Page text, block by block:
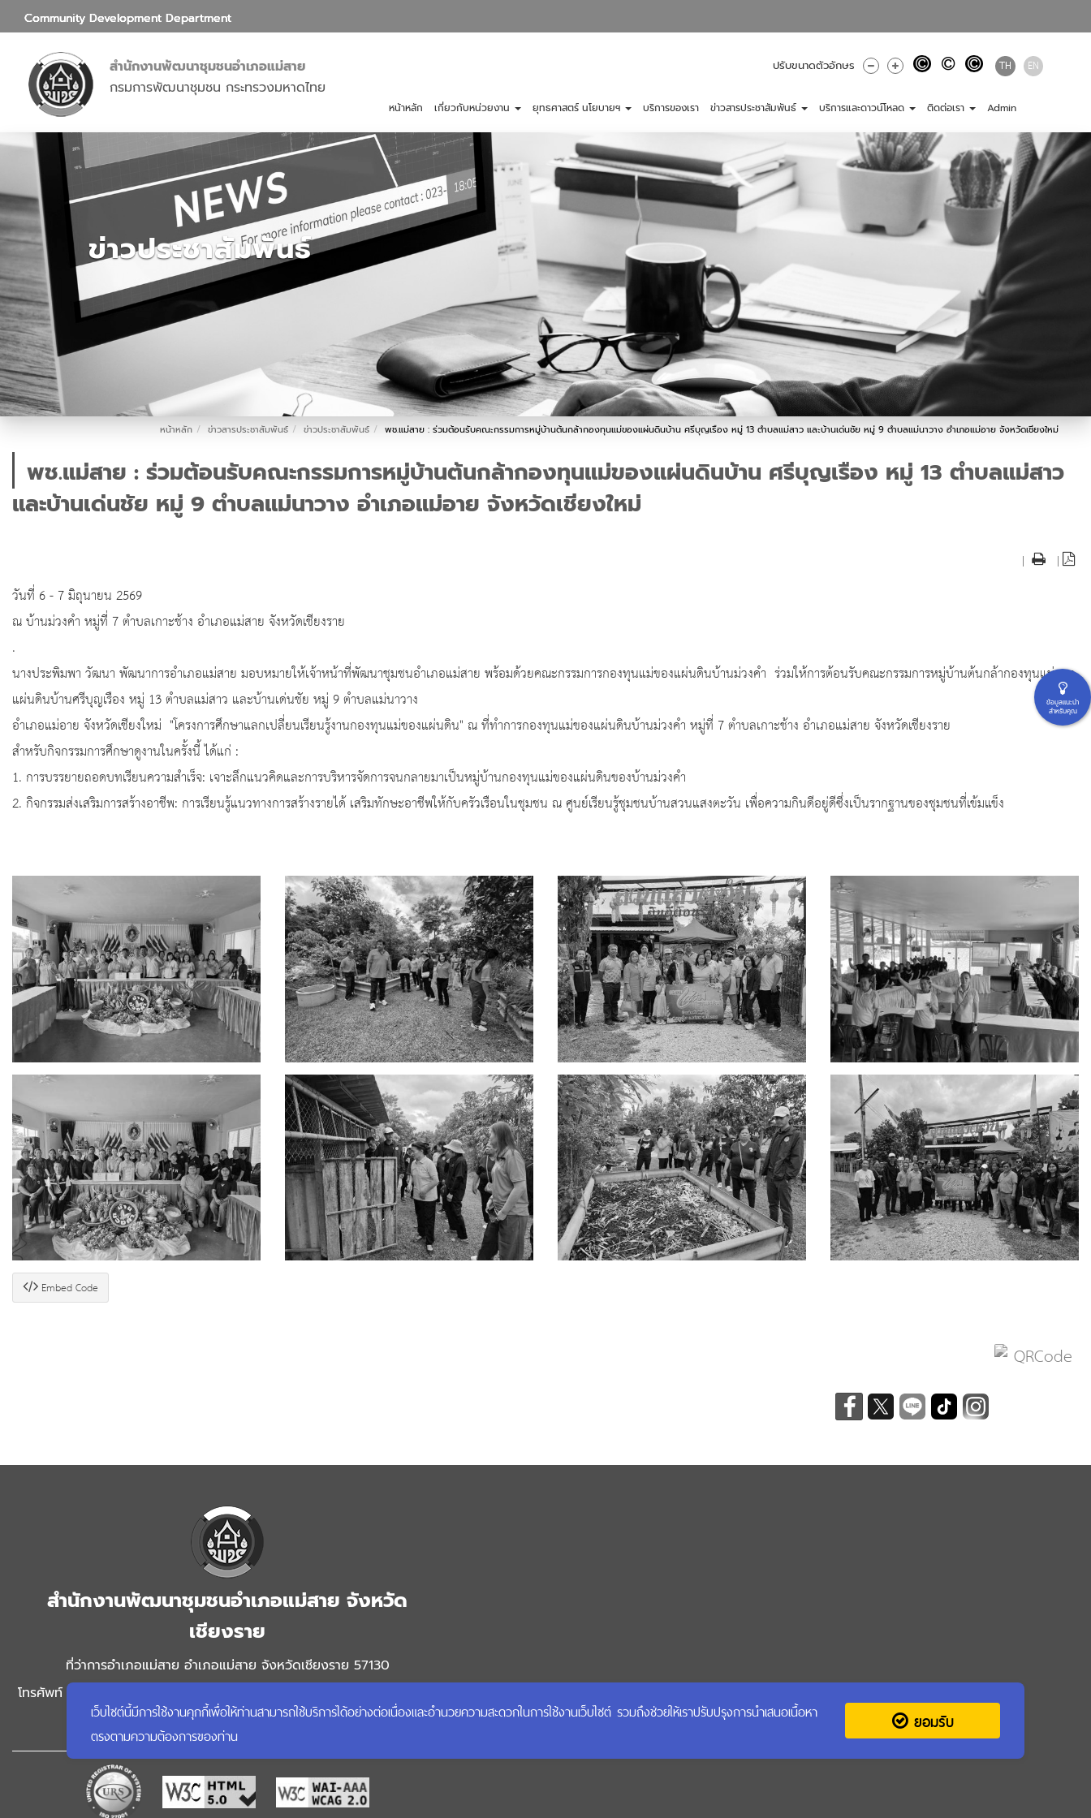
Community Development Department
สำนักงานพัฒนาชุมชนอำเภอแม่สาย
กรมการพัฒนาชุมชน กระทรวงมหาดไทย
ปรับขนาดตัวอักษร TH EN
หน้าหลัก เกี่ยวกับหน่วยงาน ยุทธศาสตร์ นโยบายฯ บริการของเรา ข่าวสารประชาสัมพันธ์ บริการและดาวน์โหลด ติดต่อเรา Admin
ข่าวประชาสัมพันธ์
หน้าหลัก ข่าวสารประชาสัมพันธ์ ข่าวประชาสัมพันธ์ พช.แม่สาย : ร่วมต้อนรับคณะกรรมการหมู่บ้านต้นกล้ากองทุนแม่ของแผ่นดินบ้าน ศรีบุญเรือง หมู่ 13 ตำบลแม่สาว และบ้านเด่นชัย หมู่ 9 ตำบลแม่นาวาง อำเภอแม่อาย จังหวัดเชียงใหม่
พช.แม่สาย : ร่วมต้อนรับคณะกรรมการหมู่บ้านต้นกล้ากองทุนแม่ของแผ่นดินบ้าน ศรีบุญเรือง หมู่ 13 ตำบลแม่สาว
และบ้านเด่นชัย หมู่ 9 ตำบลแม่นาวาง อำเภอแม่อาย จังหวัดเชียงใหม่
| |
วันที่ 6 - 7 มิถุนายน 2569
ณ บ้านม่วงคำ หมู่ที่ 7 ตำบลเกาะช้าง อำเภอแม่สาย จังหวัดเชียงราย
.
นางประพิมพา วัฒนา พัฒนาการอำเภอแม่สาย มอบหมายให้เจ้าหน้าที่พัฒนาชุมชนอำเภอแม่สาย พร้อมด้วยคณะกรรมการกองทุนแม่ของแผ่นดินบ้านม่วงคำ ร่วมให้การต้อนรับคณะกรรมการหมู่บ้านต้นกล้ากองทุนแม่ของ
แผ่นดินบ้านศรีบุญเรือง หมู่ 13 ตำบลแม่สาว และบ้านเด่นชัย หมู่ 9 ตำบลแม่นาวาง
อำเภอแม่อาย จังหวัดเชียงใหม่ "โครงการศึกษาแลกเปลี่ยนเรียนรู้งานกองทุนแม่ของแผ่นดิน" ณ ที่ทำการกองทุนแม่ของแผ่นดินบ้านม่วงคำ หมู่ที่ 7 ตำบลเกาะช้าง อำเภอแม่สาย จังหวัดเชียงราย
สำหรับกิจกรรมการศึกษาดูงานในครั้งนี้ ได้แก่ :
1. การบรรยายถอดบทเรียนความสำเร็จ: เจาะลึกแนวคิดและการบริหารจัดการจนกลายมาเป็นหมู่บ้านกองทุนแม่ของแผ่นดินของบ้านม่วงคำ
2. กิจกรรมส่งเสริมการสร้างอาชีพ: การเรียนรู้แนวทางการสร้างรายได้ เสริมทักษะอาชีพให้กับครัวเรือนในชุมชน ณ ศูนย์เรียนรู้ชุมชนบ้านสวนแสงตะวัน เพื่อความกินดีอยู่ดีซึ่งเป็นรากฐานของชุมชนที่เข้มแข็ง
Embed Code
สำนักงานพัฒนาชุมชนอำเภอแม่สาย จังหวัด
เชียงราย
ที่ว่าการอำเภอแม่สาย อำเภอแม่สาย จังหวัดเชียงราย 57130
โทรศัพท์ : ที่ว่าการอำเภอแม่สาย 053 731 396 . สำนักงานพัฒนาชุมชนอำเภอ
แม่สาย 0 5373 3383 โทรสาร : 0 5373 3383 อีเมล์ :
prachitchai@gmail.com
ข้อมูลแนะนำ
สำหรับคุณ
เว็บไซต์นี้มีการใช้งานคุกกี้เพื่อให้ท่านสามารถใช้บริการได้อย่างต่อเนื่องและอำนวยความสะดวกในการใช้งานเว็บไซต์ รวมถึงช่วยให้เราปรับปรุงการนำเสนอเนื้อหา
ตรงตามความต้องการของท่าน
ยอมรับ